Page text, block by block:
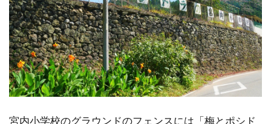
宮内小学校のグラウンドのフェンスには「梅とポシド